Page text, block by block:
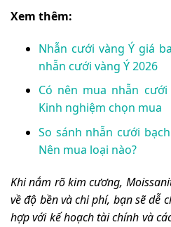
Xem thêm:
Nhẫn cưới vàng Ý giá
nhẫn cưới vàng Ý 2026
Có nên mua nhẫn
Kinh nghiệm chọn mua
So sánh nhẫn cưới
Nên mua loại nào?
Khi nắm rõ kim cương,
về độ bền và chi phí, bạn sẽ dễ
hợp với kế hoạch tài chính và